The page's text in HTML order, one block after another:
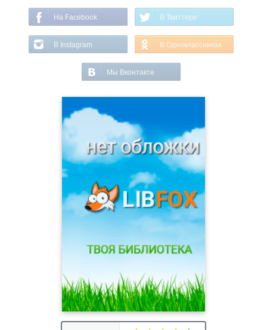
На Facebook В Твиттере
В Instagram В Одноклассниках
Мы Вконтакте